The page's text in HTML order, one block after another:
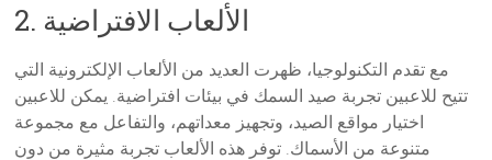
2. الألعاب الافتراضية
مع تقدم التكنولوجيا، ظهرت العديد من الألعاب الإلكترونية التي
تتيح للاعبين تجربة صيد السمك في بيئات افتراضية. يمكن للاعبين
اختيار مواقع الصيد، وتجهيز معداتهم، والتفاعل مع مجموعة
متنوعة من الأسماك. توفر هذه الألعاب تجربة مثيرة من دون